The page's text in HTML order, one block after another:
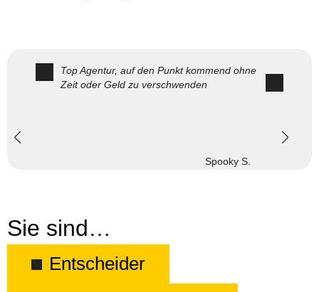
Top Agentur, auf den Punkt kommend ohne
Zeit oder Geld zu verschwenden
Spooky S.
Sie sind…
Entscheider